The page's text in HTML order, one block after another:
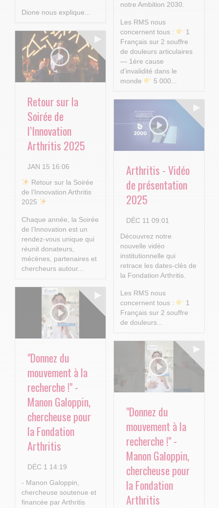
Dione nous explique...
notre Ambition 2030.
Les RMS nous
concernent tous :
1
Français sur 2 souffre
de douleurs articulaires
— 1ère cause
d’invalidité dans le
monde
5 000...
Retour sur la
Soirée de
l’Innovation
Arthritis 2025
JAN 15 16:06
​ Retour sur la Soirée
de l’Innovation Arthritis
2025
Chaque année, la Soirée
de l’Innovation est un
rendez-vous unique qui
réunit donateurs,
mécènes, partenaires et
chercheurs autour...
Arthritis - Vidéo
de présentation
2025
DÉC 11 09:01
Découvrez notre
nouvelle vidéo
institutionnelle qui
retrace les dates-clés de
la Fondation Arthritis.
Les RMS nous
concernent tous :
1
Français sur 2 souffre
de douleurs...
"Donnez du
mouvement à la
recherche !" -
Manon Galoppin,
chercheuse pour
la Fondation
Arthritis
DÉC 1 14:19
- Manon Galoppin,
chercheuse soutenue et
financée par Arthritis
"Donnez du
mouvement à la
recherche !" -
Manon Galoppin,
chercheuse pour
la Fondation
Arthritis